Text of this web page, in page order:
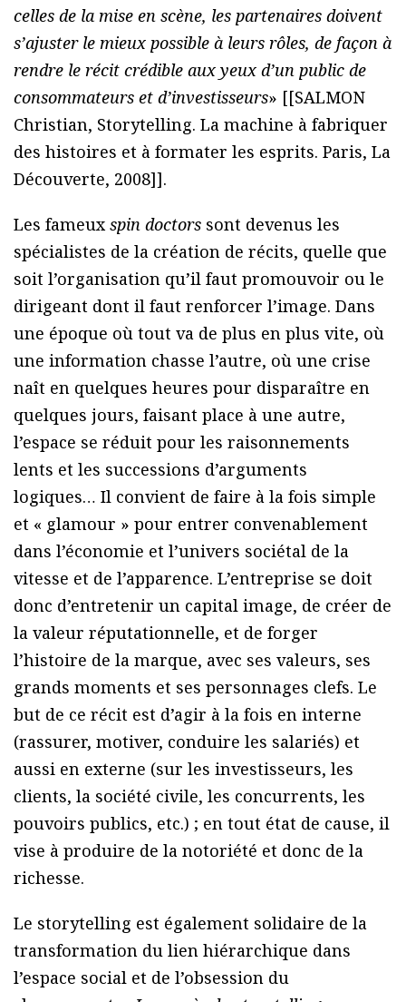
celles de la mise en scène, les partenaires doivent
s’ajuster le mieux possible à leurs rôles, de façon à
rendre le récit crédible aux yeux d’un public de
consommateurs et d’investisseurs» [[SALMON
Christian, Storytelling. La machine à fabriquer
des histoires et à formater les esprits. Paris, La
Découverte, 2008]].
Les fameux spin doctors sont devenus les
spécialistes de la création de récits, quelle que
soit l’organisation qu’il faut promouvoir ou le
dirigeant dont il faut renforcer l’image. Dans
une époque où tout va de plus en plus vite, où
une information chasse l’autre, où une crise
naît en quelques heures pour disparaître en
quelques jours, faisant place à une autre,
l’espace se réduit pour les raisonnements
lents et les successions d’arguments
logiques… Il convient de faire à la fois simple
et « glamour » pour entrer convenablement
dans l’économie et l’univers sociétal de la
vitesse et de l’apparence. L’entreprise se doit
donc d’entretenir un capital image, de créer de
la valeur réputationnelle, et de forger
l’histoire de la marque, avec ses valeurs, ses
grands moments et ses personnages clefs. Le
but de ce récit est d’agir à la fois en interne
(rassurer, motiver, conduire les salariés) et
aussi en externe (sur les investisseurs, les
clients, la société civile, les concurrents, les
pouvoirs publics, etc.) ; en tout état de cause, il
vise à produire de la notoriété et donc de la
richesse.
Le storytelling est également solidaire de la
transformation du lien hiérarchique dans
l’espace social et de l’obsession du